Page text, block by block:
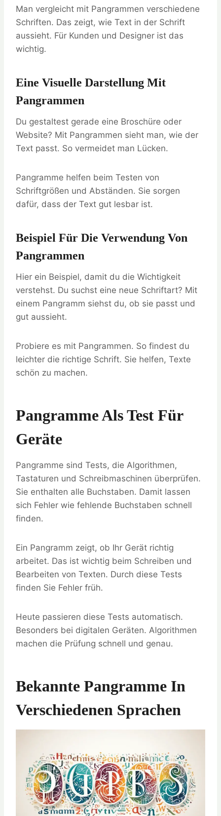
Man vergleicht mit Pangrammen verschiedene
Schriften. Das zeigt, wie Text in der Schrift
aussieht. Für Kunden und Designer ist das
wichtig.
Eine Visuelle Darstellung Mit
Pangrammen
Du gestaltest gerade eine Broschüre oder
Website? Mit Pangrammen sieht man, wie der
Text passt. So vermeidet man Lücken.
Pangramme helfen beim Testen von
Schriftgrößen und Abständen. Sie sorgen
dafür, dass der Text gut lesbar ist.
Beispiel Für Die Verwendung Von
Pangrammen
Hier ein Beispiel, damit du die Wichtigkeit
verstehst. Du suchst eine neue Schriftart? Mit
einem Pangramm siehst du, ob sie passt und
gut aussieht.
Probiere es mit Pangrammen. So findest du
leichter die richtige Schrift. Sie helfen, Texte
schön zu machen.
Pangramme Als Test Für
Geräte
Pangramme sind Tests, die Algorithmen,
Tastaturen und Schreibmaschinen überprüfen.
Sie enthalten alle Buchstaben. Damit lassen
sich Fehler wie fehlende Buchstaben schnell
finden.
Ein Pangramm zeigt, ob Ihr Gerät richtig
arbeitet. Das ist wichtig beim Schreiben und
Bearbeiten von Texten. Durch diese Tests
finden Sie Fehler früh.
Heute passieren diese Tests automatisch.
Besonders bei digitalen Geräten. Algorithmen
machen die Prüfung schnell und genau.
Bekannte Pangramme In
Verschiedenen Sprachen